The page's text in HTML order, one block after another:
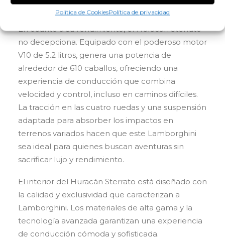
Política de CookiesPolítica de privacidad
610 CABALLOS.
En cuanto a su rendimiento, el Huracán Sterrato
no decepciona. Equipado con el poderoso motor
V10 de 5.2 litros, genera una potencia de
alrededor de 610 caballos, ofreciendo una
experiencia de conducción que combina
velocidad y control, incluso en caminos difíciles.
La tracción en las cuatro ruedas y una suspensión
adaptada para absorber los impactos en
terrenos variados hacen que este Lamborghini
sea ideal para quienes buscan aventuras sin
sacrificar lujo y rendimiento.
El interior del Huracán Sterrato está diseñado con
la calidad y exclusividad que caracterizan a
Lamborghini. Los materiales de alta gama y la
tecnología avanzada garantizan una experiencia
de conducción cómoda y sofisticada.